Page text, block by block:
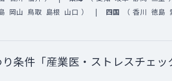
岡山 鳥取 島根 山口 ） 四国 （ 香川 徳島
り条件「産業医・ストレスチェ